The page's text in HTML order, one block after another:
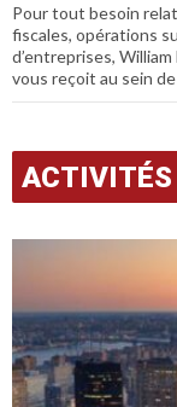
Pour tout besoin
fiscales, opérations
d’entreprises,
vous reçoit au sein
ACTIVITÉS